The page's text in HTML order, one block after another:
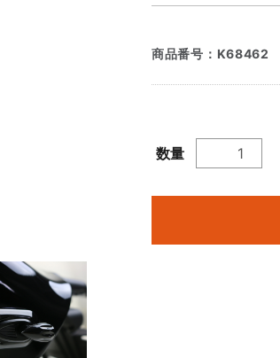
商品番号： K68462
数量